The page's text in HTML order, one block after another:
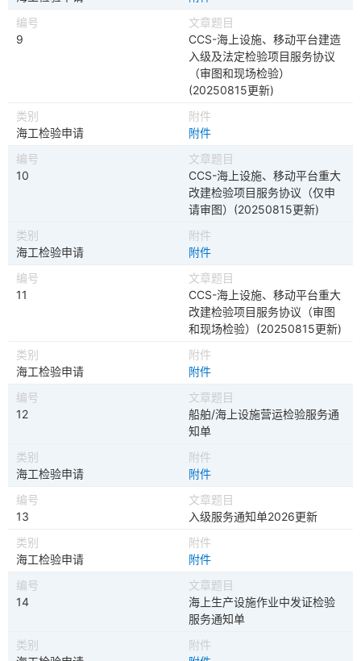
9
CCS-海上设施、移动平台建造
入级及法定检验项目服务协议
（审图和现场检验）
(20250815更新)
海工检验申请 附件
10
CCS-海上设施、移动平台重大
改建检验项目服务协议（仅申
请审图）(20250815更新)
海工检验申请 附件
11
CCS-海上设施、移动平台重大
改建检验项目服务协议（审图
和现场检验）(20250815更新)
海工检验申请 附件
12
船舶/海上设施营运检验服务通
知单
海工检验申请 附件
13 入级服务通知单2026更新
海工检验申请 附件
14
海上生产设施作业中发证检验
服务通知单